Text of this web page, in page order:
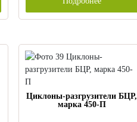
Циклоны-разгрузители БЦР,
марка 450-П